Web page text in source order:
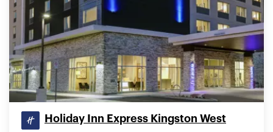
Holiday Inn Express Kingston West